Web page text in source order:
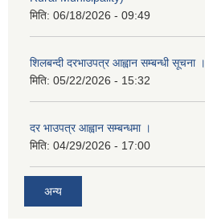
मिति: 06/18/2026 - 09:49
शिलबन्दी दरभाउपत्र आह्वान सम्बन्धी सूचना ।
मिति: 05/22/2026 - 15:32
दर भाउपत्र आह्वान सम्बन्धमा ।
मिति: 04/29/2026 - 17:00
अन्य